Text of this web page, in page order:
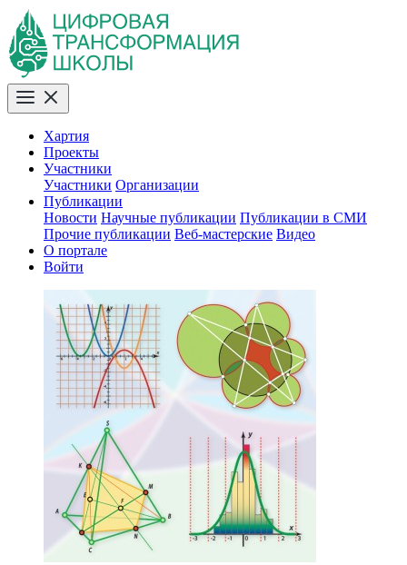
Хартия
Проекты
Участники
Участники Организации
Публикации
Новости Научные публикации Публикации в СМИ
Прочие публикации Веб-мастерские Видео
О портале
Войти